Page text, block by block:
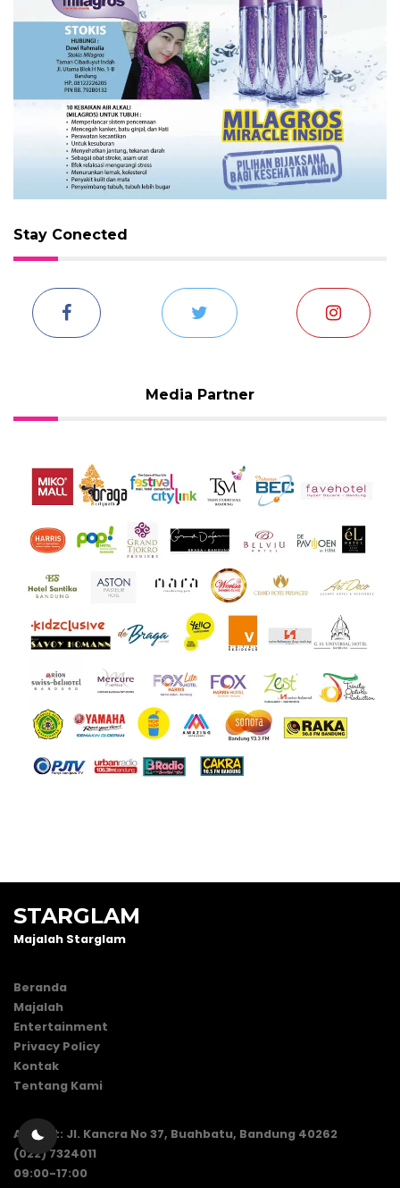
Stay Conected
Media Partner
STARGLAM
Majalah Starglam
Beranda
Majalah
Entertainment
Privacy Policy
Kontak
Tentang Kami
Alamat: Jl. Kancra No 37, Buahbatu, Bandung 40262
(022) 7324011
09:00-17:00